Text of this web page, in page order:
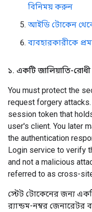
বিনিময় করুন
আইডি টোকেন
ব্যবহারকারীকে
১. একটি জালিয়াতি-রোধী
You must protect the
request forgery
session token that
user's client. You later
the authentication
Login service to verify
and not a malicious
referred to as cross-
স্টেট টোকেনের জন্য
র‍্যান্ডম-নম্বর জেনারেটর